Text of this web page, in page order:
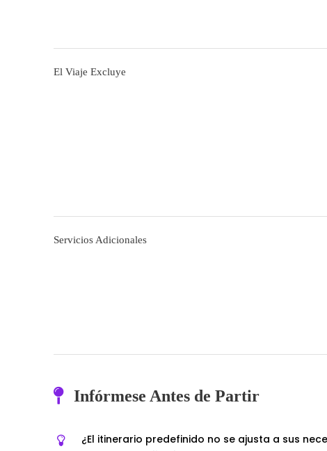
El Viaje Excluye
Servicios Adicionales
Infórmese Antes de Partir
¿El itinerario predefinido no se ajusta a sus